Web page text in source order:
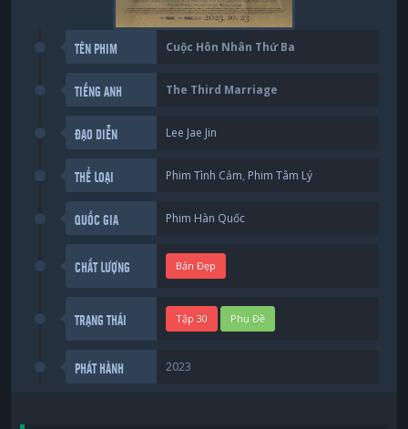
TÊN PHIM Cuộc Hôn Nhân Thứ Ba
TIẾNG ANH The Third Marriage
ĐẠO DIỄN Lee Jae Jin
THỂ LOẠI Phim Tình Cảm, Phim Tâm Lý
QUỐC GIA Phim Hàn Quốc
CHẤT LƯỢNG Bản Đẹp
TRẠNG THÁI Tập 30 Phụ Đề
PHÁT HÀNH 2023